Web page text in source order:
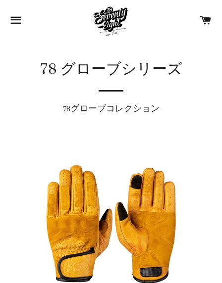
78 グローブシリーズ
78グローブコレクション